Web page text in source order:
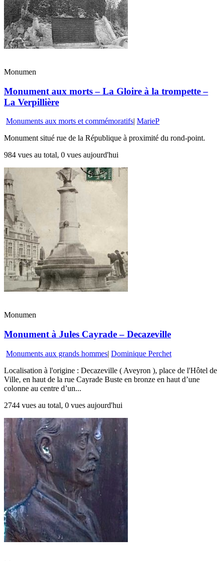
Monumen
Monument aux morts – La Gloire à la trompette –
La Verpillière
Monuments aux morts et commémoratifs| MarieP
Monument situé rue de la République à proximité du rond-point.
984 vues au total, 0 vues aujourd'hui
Monumen
Monument à Jules Cayrade – Decazeville
Monuments aux grands hommes| Dominique Perchet
Localisation à l'origine : Decazeville ( Aveyron ), place de l'Hôtel de
Ville, en haut de la rue Cayrade Buste en bronze en haut d’une
colonne au centre d’un...
2744 vues au total, 0 vues aujourd'hui